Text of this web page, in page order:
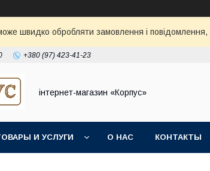
швидко обробляти замовлення і
+380 (97) 423-41-23
інтернет-магазин «Корпус»
И УСЛУГИ О НАС КОНТАКТЫ